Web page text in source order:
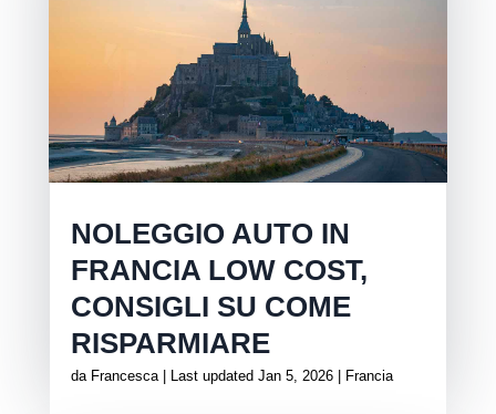
NOLEGGIO AUTO IN
FRANCIA LOW COST,
CONSIGLI SU COME
RISPARMIARE
da Francesca| Last updated Jan 5, 2026| Francia